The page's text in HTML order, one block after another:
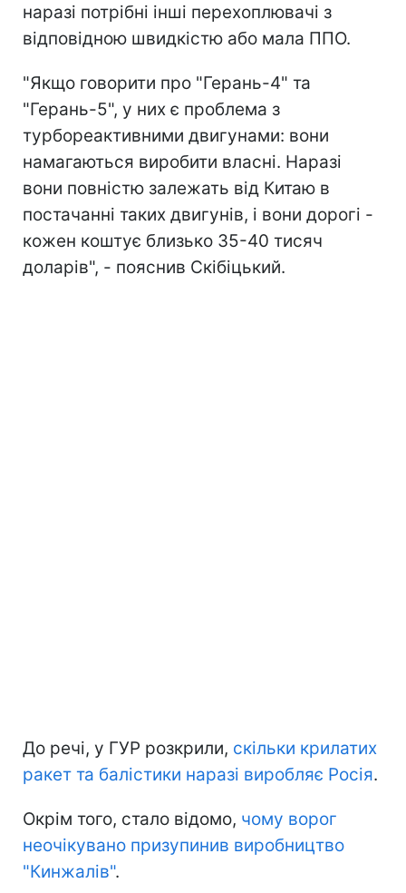
наразі потрібні інші перехоплювачі з
відповідною швидкістю або мала ППО.
"Якщо говорити про "Герань-4" та
"Герань-5", у них є проблема з
турбореактивними двигунами: вони
намагаються виробити власні. Наразі
вони повністю залежать від Китаю в
постачанні таких двигунів, і вони дорогі -
кожен коштує близько 35-40 тисяч
доларів", - пояснив Скібіцький.
До речі, у ГУР розкрили, скільки крилатих
ракет та балістики наразі виробляє Росія.
Окрім того, стало відомо, чому ворог
неочікувано призупинив виробництво
"Кинжалів".